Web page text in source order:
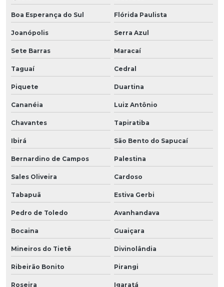
Boa Esperança do Sul Flórida Paulista
Joanópolis Serra Azul
Sete Barras Maracaí
Taguaí Cedral
Piquete Duartina
Cananéia Luiz Antônio
Chavantes Tapiratiba
Ibirá São Bento do Sapucaí
Bernardino de Campos Palestina
Sales Oliveira Cardoso
Tabapuã Estiva Gerbi
Pedro de Toledo Avanhandava
Bocaina Guaiçara
Mineiros do Tietê Divinolândia
Ribeirão Bonito Pirangi
Roseira Igaratá